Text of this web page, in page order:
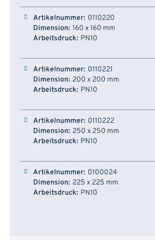
0110220
160 x 160 mm
PN10
0110221
200 x 200 mm
PN10
0110222
250 x 250 mm
PN10
0100024
225 x 225 mm
PN10